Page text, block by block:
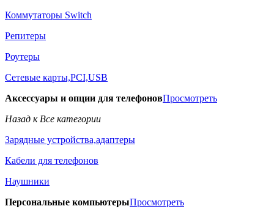
Коммутаторы Switch
Репитеры
Роутеры
Сетевые карты,PCI,USB
Аксессуары и опции для телефоновПросмотреть
Назад к Все категории
Зарядные устройства,адаптеры
Кабели для телефонов
Наушники
Персональные компьютерыПросмотреть